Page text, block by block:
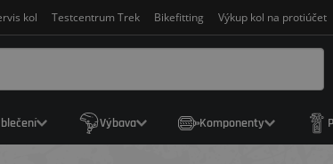
kol Testcentrum Trek Bikefitting Výkup kol na protiúčet
Výbava Komponenty